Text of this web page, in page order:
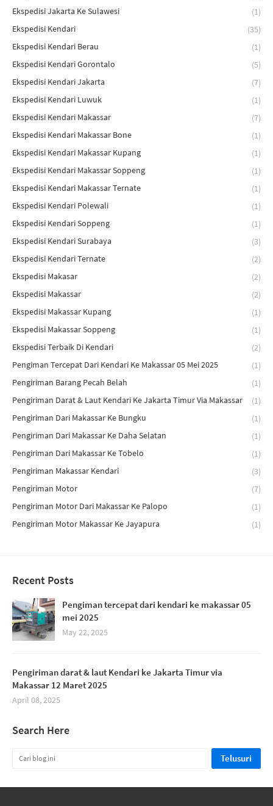
Ekspedisi Jakarta Ke Sulawesi
(1)
Ekspedisi Kendari
(35)
Ekspedisi Kendari Berau
(1)
Ekspedisi Kendari Gorontalo
(5)
Ekspedisi Kendari Jakarta
(7)
Ekspedisi Kendari Luwuk
(1)
Ekspedisi Kendari Makassar
(7)
Ekspedisi Kendari Makassar Bone
(1)
Ekspedisi Kendari Makassar Kupang
(1)
Ekspedisi Kendari Makassar Soppeng
(1)
Ekspedisi Kendari Makassar Ternate
(1)
Ekspedisi Kendari Polewali
(1)
Ekspedisi Kendari Soppeng
(1)
Ekspedisi Kendari Surabaya
(3)
Ekspedisi Kendari Ternate
(2)
Ekspedisi Makasar
(2)
Ekspedisi Makassar
(2)
Ekspedisi Makassar Kupang
(1)
Ekspedisi Makassar Soppeng
(1)
Ekspedisi Terbaik Di Kendari
(2)
Pengiman Tercepat Dari Kendari Ke Makassar 05 Mei 2025
(1)
Pengiriman Barang Pecah Belah
(1)
Pengiriman Darat & Laut Kendari Ke Jakarta Timur Via Makassar
(1)
Pengiriman Dari Makassar Ke Bungku
(1)
Pengiriman Dari Makassar Ke Daha Selatan
(1)
Pengiriman Dari Makassar Ke Tobelo
(1)
Pengiriman Makassar Kendari
(3)
Pengiriman Motor
(7)
Pengiriman Motor Dari Makassar Ke Palopo
(1)
Pengiriman Motor Makassar Ke Jayapura
(1)
Recent Posts
Pengiman tercepat dari kendari ke makassar 05
mei 2025
May 22, 2025
Pengiriman darat & laut Kendari ke Jakarta Timur via
Makassar 12 Maret 2025
April 08, 2025
Search Here